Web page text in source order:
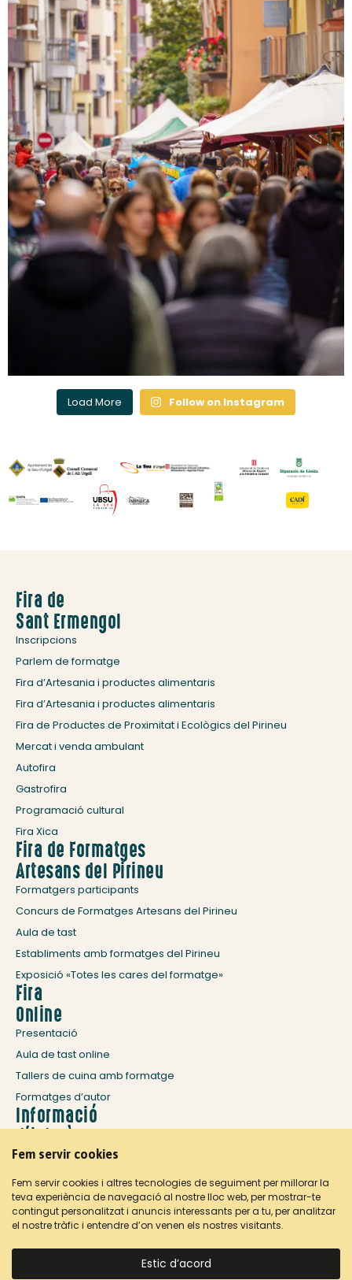
Fem servir cookies
Fem servir cookies i altres tecnologies de seguiment per millorar la
teva experiència de navegació al nostre lloc web, per mostrar-te
contingut personalitzat i anuncis interessants per a tu, per analitzar
el nostre tràfic i entendre d’on venen els nostres visitants.
Estic d’acord
Load More Follow on Instagram
Fira de
Sant Ermengol
Inscripcions
Parlem de formatge
Fira d’Artesania i productes alimentaris
Fira d’Artesania i productes alimentaris
Fira de Productes de Proximitat i Ecològics del Pirineu
Mercat i venda ambulant
Autofira
Gastrofira
Programació cultural
Fira Xica
Fira de Formatges
Artesans del Pirineu
Formatgers participants
Concurs de Formatges Artesans del Pirineu
Aula de tast
Establiments amb formatges del Pirineu
Exposició «Totes les cares del formatge»
Fira
Online
Presentació
Aula de tast online
Tallers de cuina amb formatge
Formatges d’autor
Informació
d’interès
Història: fira mil·lenària
La Seu d’Urgell
Allotjament i restauració
Com arribar